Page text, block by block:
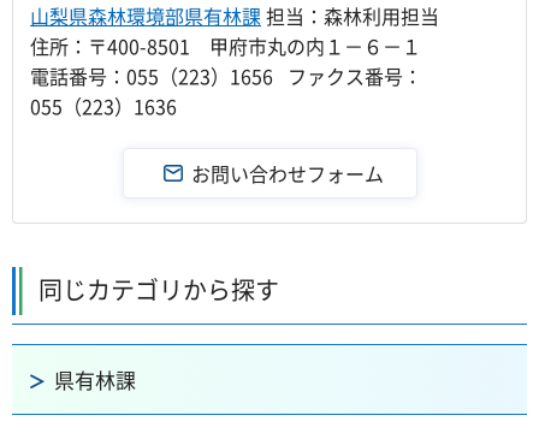
山梨県森林環境部県有林課担当：森林利用担当
住所：〒400-8501 甲府市丸の内１－６－１
電話番号：055（223）1656 ファクス番号：
055（223）1636
同じカテゴリから探す
県有林課